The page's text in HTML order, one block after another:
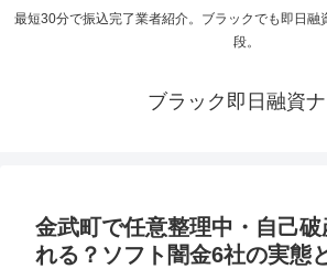
最短30分で振込完了業者紹介。ブラックでも即日融
段。
ブラック即日融資
金武町で任意整理中・自己破
れる？ソフト闇金6社の実態